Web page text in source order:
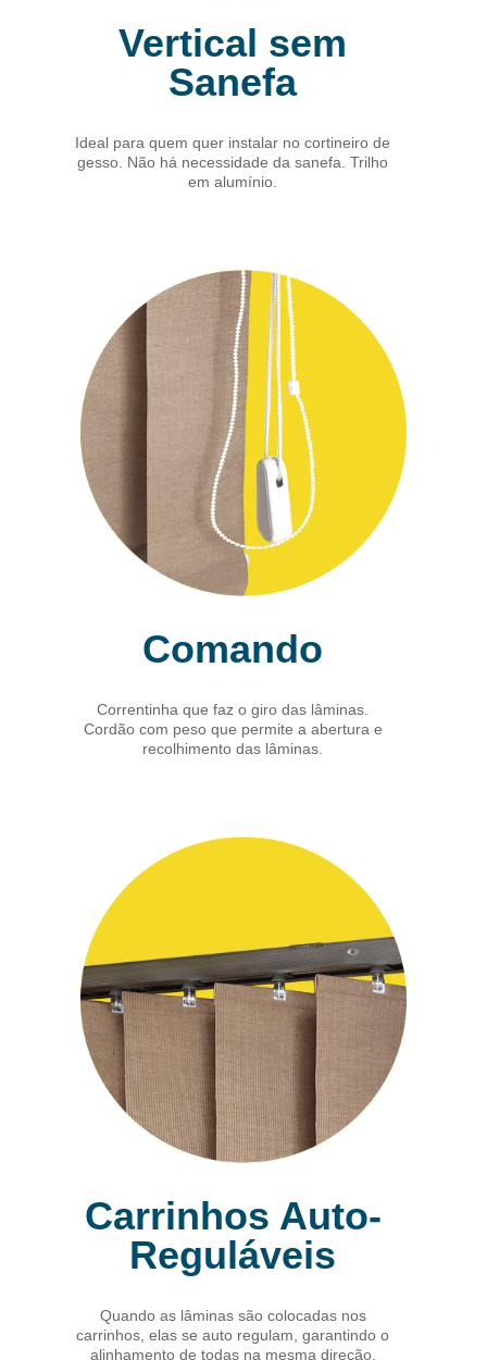
Vertical sem
Sanefa
Ideal para quem quer instalar no cortineiro de
gesso. Não há necessidade da sanefa. Trilho
em alumínio.
Comando
Correntinha que faz o giro das lâminas.
Cordão com peso que permite a abertura e
recolhimento das lâminas.
Carrinhos Auto-
Reguláveis
Quando as lâminas são colocadas nos
carrinhos, elas se auto regulam, garantindo o
alinhamento de todas na mesma direção.